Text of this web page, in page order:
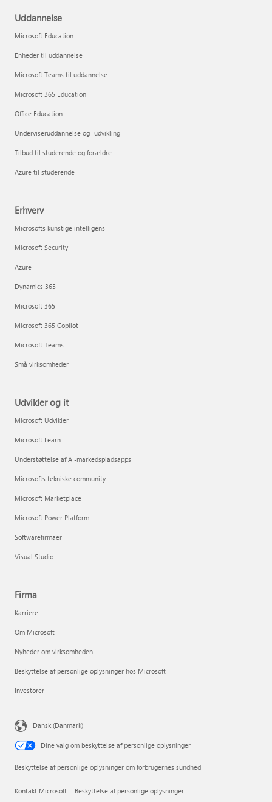
Uddannelse
Microsoft Education
Enheder til uddannelse
Microsoft Teams til uddannelse
Microsoft 365 Education
Office Education
Underviseruddannelse og -udvikling
Tilbud til studerende og forældre
Azure til studerende
Erhverv
Microsofts kunstige intelligens
Microsoft Security
Azure
Dynamics 365
Microsoft 365
Microsoft 365 Copilot
Microsoft Teams
Små virksomheder
Udvikler og it
Microsoft Udvikler
Microsoft Learn
Understøttelse af AI-markedspladsapps
Microsofts tekniske community
Microsoft Marketplace
Microsoft Power Platform
Softwarefirmaer
Visual Studio
Firma
Karriere
Om Microsoft
Nyheder om virksomheden
Beskyttelse af personlige oplysninger hos Microsoft
Investorer
Dansk (Danmark)
Dine valg om beskyttelse af personlige oplysninger
Beskyttelse af personlige oplysninger om forbrugernes sundhed
Kontakt Microsoft Beskyttelse af personlige oplysninger